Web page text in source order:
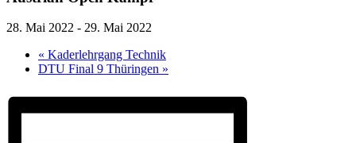
28. Mai 2022 - 29. Mai 2022
« Kaderlehrgang Technik
DTU Final 9 Thüringen »